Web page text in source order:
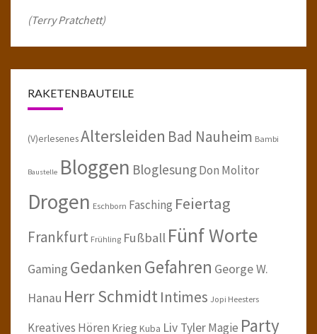
(Terry Pratchett)
RAKETENBAUTEILE
(V)erlesenesAltersleiden Bad Nauheim Bambi
Baustelle Bloggen BloglesungDon Molitor
Drogen Eschborn Fasching Feiertag
Frankfurt Frühling Fußball Fünf Worte
Gaming GedankenGefahren George W.
Hanau Herr SchmidtIntimes Jopi Heesters
Kreatives Hören Krieg Kuba Liv TylerMagie Party